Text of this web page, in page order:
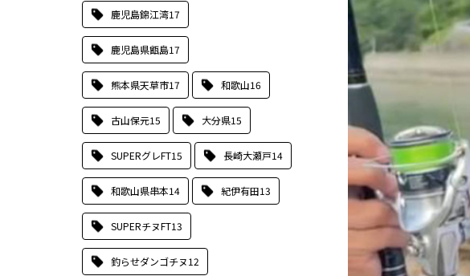
鹿児島錦江湾17
鹿児島県甑島17
熊本県天草市17 和歌山16
古山保元15 大分県15
SUPERグレFT15 長崎大瀬戸14
和歌山県串本14 紀伊有田13
SUPERチヌFT13
釣らせダンゴチヌ12